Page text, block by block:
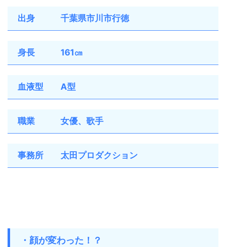
出身 千葉県市川市行徳
身長 161㎝
血液型 A型
職業 女優、歌手
事務所 太田プロダクション
・顔が変わった！？